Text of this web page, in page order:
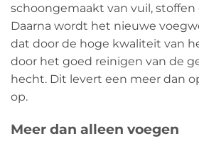
schoongemaakt van vuil, stoffen
Daarna wordt het nieuwe
dat door de hoge kwaliteit van
door het goed reinigen van de
hecht. Dit levert een meer dan
op.
Meer dan alleen voegen